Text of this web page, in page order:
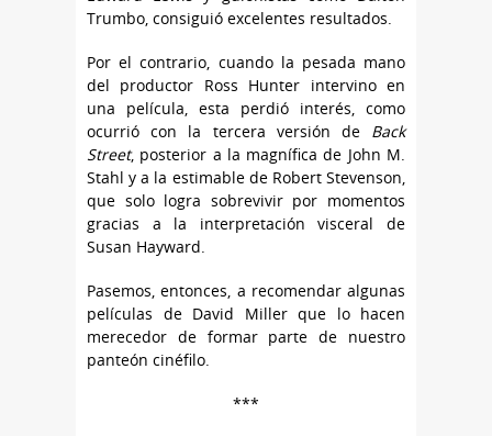
Trumbo, consiguió excelentes resultados.
Por el contrario, cuando la pesada mano
del productor Ross Hunter intervino en
una película, esta perdió interés, como
ocurrió con la tercera versión de Back
Street, posterior a la magnífica de John M.
Stahl y a la estimable de Robert Stevenson,
que solo logra sobrevivir por momentos
gracias a la interpretación visceral de
Susan Hayward.
Pasemos, entonces, a recomendar algunas
películas de David Miller que lo hacen
merecedor de formar parte de nuestro
panteón cinéfilo.
***